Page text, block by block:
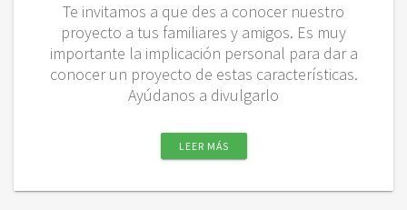
Te invitamos a que des a conocer nuestro
proyecto a tus familiares y amigos. Es muy
importante la implicación personal para dar a
conocer un proyecto de estas características.
Ayúdanos a divulgarlo
LEER MÁS